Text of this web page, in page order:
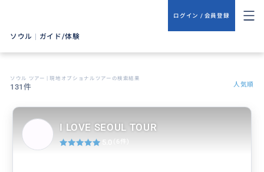
ログイン / 会員登録
ソウル ガイド/体験
ソウル ツアー | 現地オプショナルツアーの検索結果
131件 人気順
I LOVE SEOUL TOUR
5.0 (6件)